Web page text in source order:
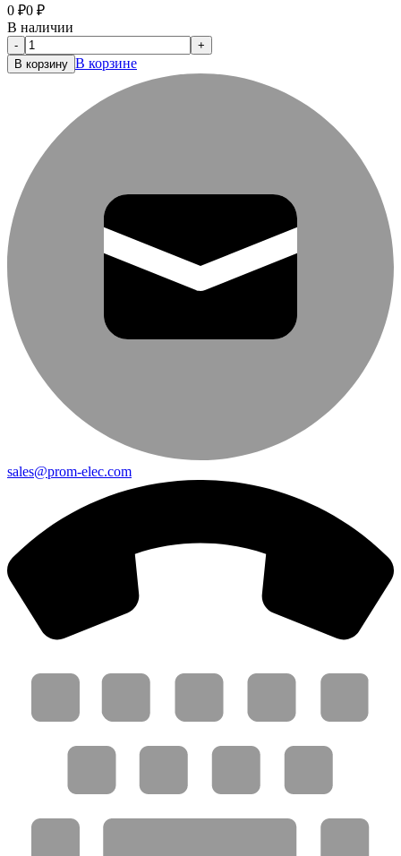
0 ₽0 ₽
В наличии
-
+
В корзину В корзине
sales@prom-elec.com